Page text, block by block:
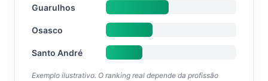
Guarulhos
Osasco
Santo André
Exemplo ilustrativo. O ranking real depende da profissão